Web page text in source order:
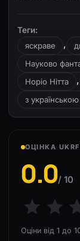
Теги:
яскраве
,
Науково
Норіо Нітта ,
з
ОЦІНКА
0.0/ 10
Оціни від 1 до